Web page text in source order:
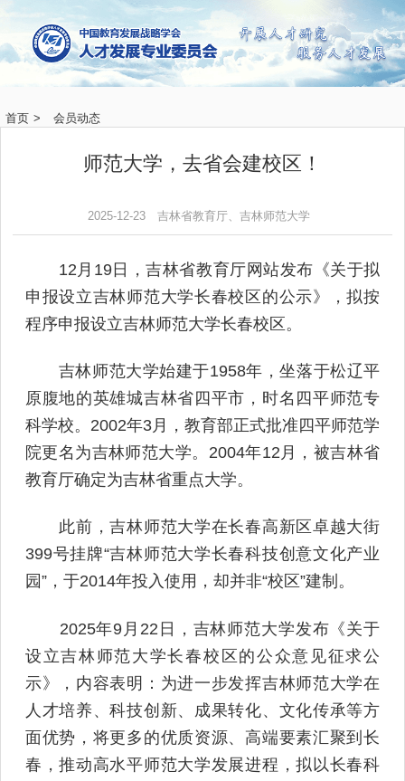
首页 > 会员动态
师范大学，去省会建校区！
2025-12-23 吉林省教育厅、吉林师范大学
12月19日，吉林省教育厅网站发布《关于拟
申报设立吉林师范大学长春校区的公示》，拟按
程序申报设立吉林师范大学长春校区。
吉林师范大学始建于1958年，坐落于松辽平
原腹地的英雄城吉林省四平市，时名四平师范专
科学校。2002年3月，教育部正式批准四平师范学
院更名为吉林师范大学。2004年12月，被吉林省
教育厅确定为吉林省重点大学。
此前，吉林师范大学在长春高新区卓越大街
399号挂牌“吉林师范大学长春科技创意文化产业
园”，于2014年投入使用，却并非“校区”建制。
2025年9月22日，吉林师范大学发布《关于
设立吉林师范大学长春校区的公众意见征求公
示》，内容表明：为进一步发挥吉林师范大学在
人才培养、科技创新、成果转化、文化传承等方
面优势，将更多的优质资源、高端要素汇聚到长
春，推动高水平师范大学发展进程，拟以长春科